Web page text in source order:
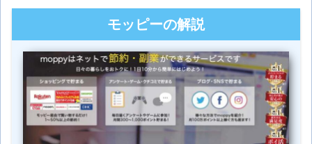
モッピーの解説